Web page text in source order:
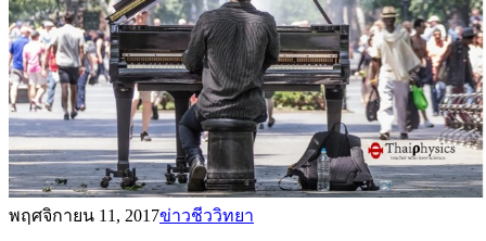
พฤศจิกายน 11, 2017ข่าวชีววิทยา